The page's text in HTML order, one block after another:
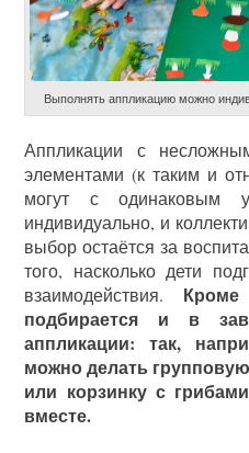
Выполнять аппликацию можно
Аппликации с
элементами (к таким и
могут с одинаковым
индивидуально, и
выбор остаётся за
того, насколько дети
взаимодействия.
подбирается и в
аппликации: так,
можно делать
или корзинку с
вместе.